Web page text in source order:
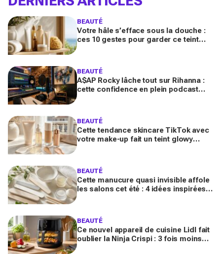
BEAUTÉ
Votre hâle s’efface sous la douche :
ces 10 gestes pour garder ce teint
BEAUTÉ
A$AP Rocky lâche tout sur Rihanna :
cette confidence en plein podcast
BEAUTÉ
Cette tendance skincare TikTok avec
votre make-up fait un teint glowy
BEAUTÉ
Cette manucure quasi invisible affole
les salons cet été : 4 idées inspirées
BEAUTÉ
Ce nouvel appareil de cuisine Lidl fait
oublier la Ninja Crispi : 3 fois moins